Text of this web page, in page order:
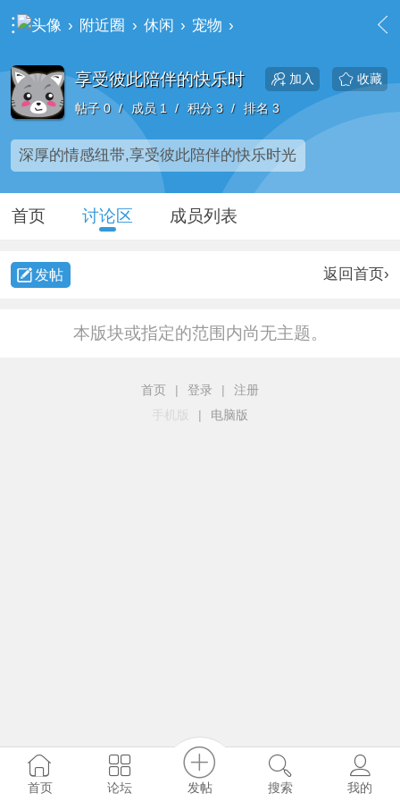
› 附近圈 › 休闲 › 宠物 ›
享受彼此陪伴的快乐时 收藏
加入
帖子 0 / 成员 1 / 积分 3 / 排名 3
深厚的情感纽带,享受彼此陪伴的快乐时光
首页 讨论区 成员列表
发帖 返回首页›
本版块或指定的范围内尚无主题。
首页 | 登录 |
注册
手机版
| 电脑版
首页 论坛 发帖 搜索 我的